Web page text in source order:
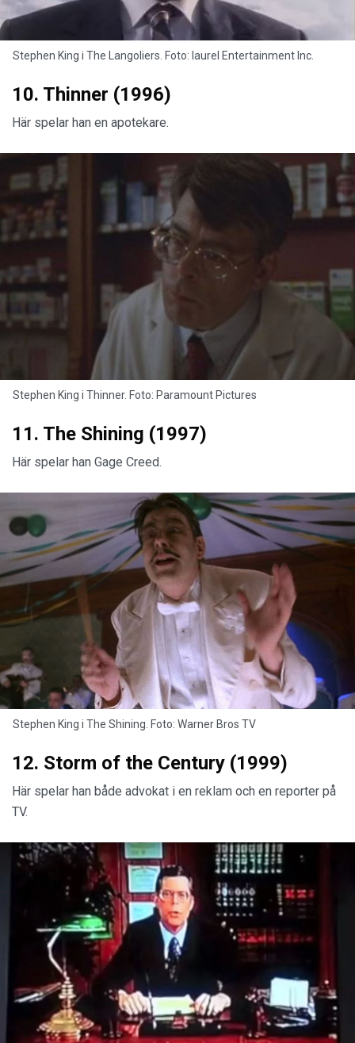
Stephen King i The Langoliers. Foto: laurel Entertainment Inc.
10. Thinner (1996)
Här spelar han en apotekare.
Stephen King i Thinner. Foto: Paramount Pictures
11. The Shining (1997)
Här spelar han Gage Creed.
Stephen King i The Shining. Foto: Warner Bros TV
12. Storm of the Century (1999)
Här spelar han både advokat i en reklam och en reporter på
TV.